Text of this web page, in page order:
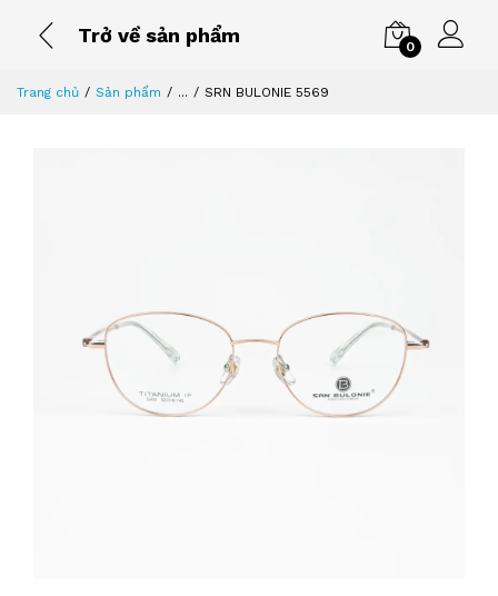
Trở về sản phẩm
0
Trang chủ Sản phẩm ... SRN BULONIE 5569